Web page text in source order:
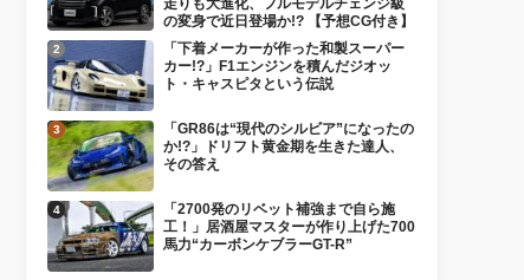
走りも大進化、フルモデルチェンジ級
の変身で近日登場か!? 【予想CG付き】
「下着メーカーが作った和製スーパー
カー!?」F1エンジンを積んだジオッ
ト・キャスピタという伝説
「GR86は“現代のシルビア”になったの
か!?」ドリフト黄金期を生きた達人、
その答え
「2700発のリベット補強まで自ら施
工！」居酒屋マスターが作り上げた700
馬力“カーボンケブラーGT-R”